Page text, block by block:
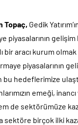
Topaç, Gedik
piyasalarının
bir aracı kurum
piyasalarının
hedeflerimize
emeği,
sektörümüze
birçok ilki